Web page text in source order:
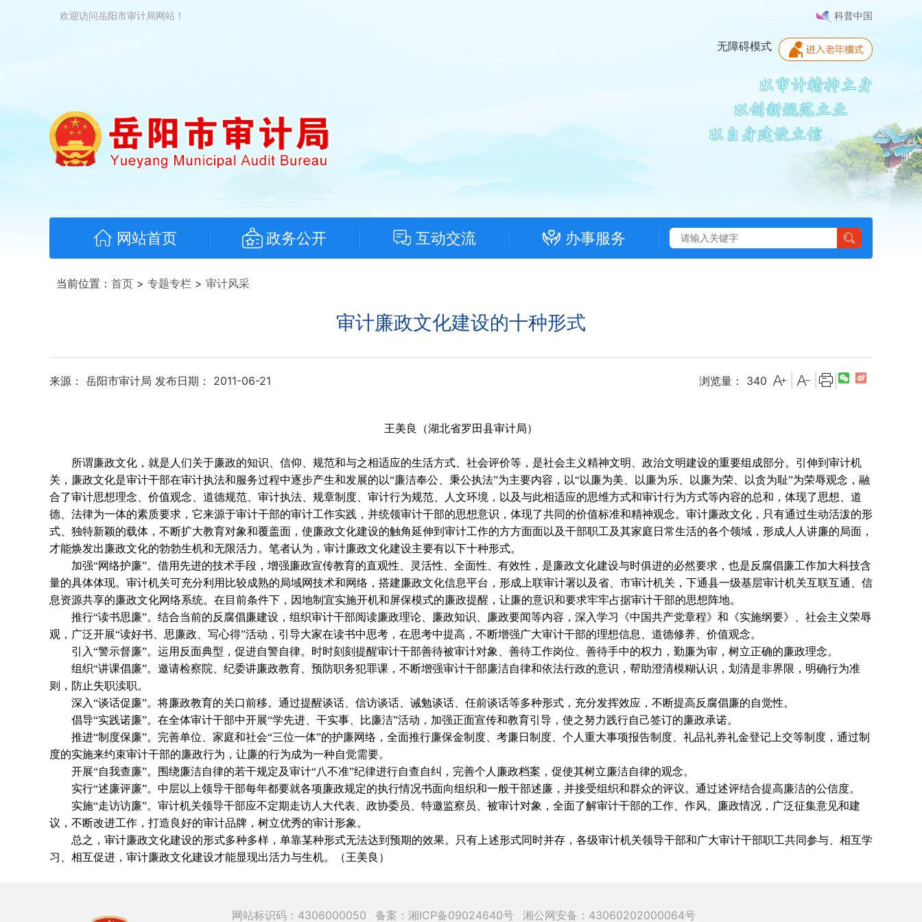
欢迎访问岳阳市审计局网站！ 科普中国
无障碍模式
网站首页 政务公开 互动交流 办事服务
当前位置： 首页 > 专题专栏 > 审计风采
审计廉政文化建设的十种形式
来源： 岳阳市审计局 发布日期： 2011-06-21 浏览量： 340
王美良（湖北省罗田县审计局）
所谓廉政文化，就是人们关于廉政的知识、信仰、规范和与之相适应的生活方式、社会评价等，是社会主义精神文明、政治文明建设的重要组成部分。引伸到审计机
关，廉政文化是审计干部在审计执法和服务过程中逐步产生和发展的以“廉洁奉公、秉公执法”为主要内容，以“以廉为美、以廉为乐、以廉为荣、以贪为耻”为荣辱观念，融
合了审计思想理念、价值观念、道德规范、审计执法、规章制度、审计行为规范、人文环境，以及与此相适应的思维方式和审计行为方式等内容的总和，体现了思想、道
德、法律为一体的素质要求，它来源于审计干部的审计工作实践，并统领审计干部的思想意识，体现了共同的价值标准和精神观念。审计廉政文化，只有通过生动活泼的形
式、独特新颖的载体，不断扩大教育对象和覆盖面，使廉政文化建设的触角延伸到审计工作的方方面面以及干部职工及其家庭日常生活的各个领域，形成人人讲廉的局面，
才能焕发出廉政文化的勃勃生机和无限活力。笔者认为，审计廉政文化建设主要有以下十种形式。
加强“网络护廉”。借用先进的技术手段，增强廉政宣传教育的直观性、灵活性、全面性、有效性，是廉政文化建设与时俱进的必然要求，也是反腐倡廉工作加大科技含
量的具体体现。审计机关可充分利用比较成熟的局域网技术和网络，搭建廉政文化信息平台，形成上联审计署以及省、市审计机关，下通县一级基层审计机关互联互通、信
息资源共享的廉政文化网络系统。在目前条件下，因地制宜实施开机和屏保模式的廉政提醒，让廉的意识和要求牢牢占据审计干部的思想阵地。
推行“读书思廉”。结合当前的反腐倡廉建设，组织审计干部阅读廉政理论、廉政知识、廉政要闻等内容，深入学习《中国共产党章程》和《实施纲要》、社会主义荣辱
观，广泛开展“读好书、思廉政、写心得”活动，引导大家在读书中思考，在思考中提高，不断增强广大审计干部的理想信息、道德修养、价值观念。
引入“警示督廉”。运用反面典型，促进自警自律。时时刻刻提醒审计干部善待被审计对象、善待工作岗位、善待手中的权力，勤廉为审，树立正确的廉政理念。
组织“讲课倡廉”。邀请检察院、纪委讲廉政教育、预防职务犯罪课，不断增强审计干部廉洁自律和依法行政的意识，帮助澄清模糊认识，划清是非界限，明确行为准
则，防止失职渎职。
深入“谈话促廉”。将廉政教育的关口前移。通过提醒谈话、信访谈话、诫勉谈话、任前谈话等多种形式，充分发挥效应，不断提高反腐倡廉的自觉性。
倡导“实践诺廉”。在全体审计干部中开展“学先进、干实事、比廉洁”活动，加强正面宣传和教育引导，使之努力践行自己签订的廉政承诺。
推进“制度保廉”。完善单位、家庭和社会“三位一体”的护廉网络，全面推行廉保金制度、考廉日制度、个人重大事项报告制度、礼品礼券礼金登记上交等制度，通过制
度的实施来约束审计干部的廉政行为，让廉的行为成为一种自觉需要。
开展“自我查廉”。围绕廉洁自律的若干规定及审计“八不准”纪律进行自查自纠，完善个人廉政档案，促使其树立廉洁自律的观念。
实行“述廉评廉”。中层以上领导干部每年都要就各项廉政规定的执行情况书面向组织和一般干部述廉，并接受组织和群众的评议。通过述评结合提高廉洁的公信度。
实施“走访访廉”。审计机关领导干部应不定期走访人大代表、政协委员、特邀监察员、被审计对象，全面了解审计干部的工作、作风、廉政情况，广泛征集意见和建
议，不断改进工作，打造良好的审计品牌，树立优秀的审计形象。
总之，审计廉政文化建设的形式多种多样，单靠某种形式无法达到预期的效果。只有上述形式同时并存，各级审计机关领导干部和广大审计干部职工共同参与、相互学
习、相互促进，审计廉政文化建设才能显现出活力与生机。（王美良）
网站标识码：4306000050 备案：湘ICP备09024640号 湘公网安备：43060202000064号